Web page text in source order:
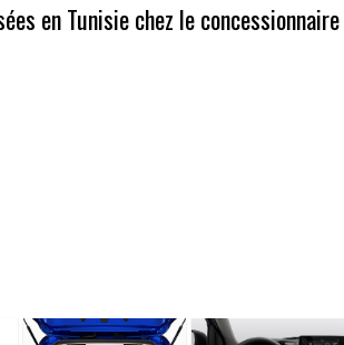
en Tunisie chez le